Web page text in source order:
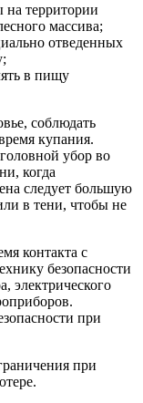
на территории
массива;
отведенных
в пищу
соблюдать
купания.
убор во
когда
следует большую
в тени, чтобы не
контакта с
безопасности
электрического
при
при